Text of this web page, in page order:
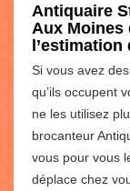
Antiquaire
Aux Moines
l’estimation
Si vous avez
qu’ils occupent
ne les utilisez
brocanteur
vous pour vous
déplace chez